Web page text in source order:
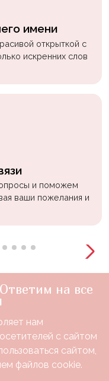
имени
открыткой с
искренних слов
и поможем
ваши пожелания и
на все
60нам
с сайтом
сайтом,
файлов cookie.